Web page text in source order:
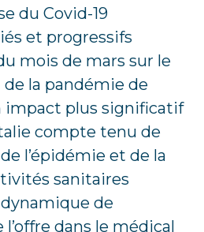
du Covid-19
et progressifs
mois de mars sur le
la pandémie de
impact plus significatif
compte tenu de
l’épidémie et de la
sanitaires
de
dans le médical